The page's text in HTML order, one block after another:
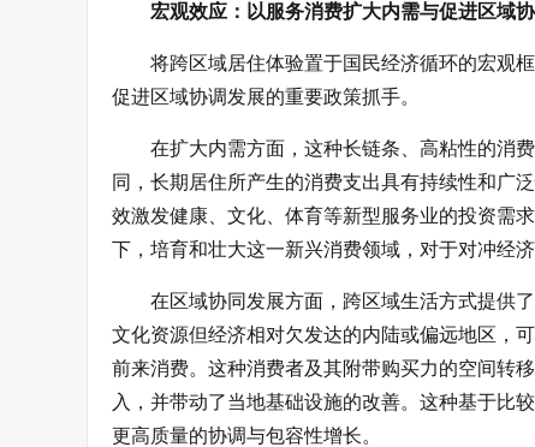
宏观效应：以服务消费扩大内需与促进区域
将跨区域居住体验置于国民经济循环的宏观
促进区域协调发展的重要政策抓手。
在扩大内需方面，这种长链条、高粘性的消
同，长期居住所产生的消费支出具有持续性和广
效激发健康、文化、体育等新型服务业的投资需
下，培育和壮大这一新兴消费领域，对于对冲经
在区域协同发展方面，跨区域生活方式提供
文化资源但经济相对欠发达的内陆或偏远地区，
前来消费。这种消费者及其附带购买力的空间转
入，并带动了当地基础设施的改善。这种基于比
更高质量的协调与包容性增长。